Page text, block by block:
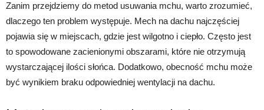
Zanim przejdziemy do metod usuwania mchu, warto zrozumieć,
dlaczego ten problem występuje. Mech na dachu najczęściej
pojawia się w miejscach, gdzie jest wilgotno i ciepło. Często jest
to spowodowane zacienionymi obszarami, które nie otrzymują
wystarczającej ilości słońca. Dodatkowo, obecność mchu może
być wynikiem braku odpowiedniej wentylacji na dachu.